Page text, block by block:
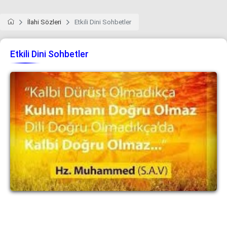
İlahi Sözleri Etkili Dini Sohbetler
Etkili Dini Sohbetler